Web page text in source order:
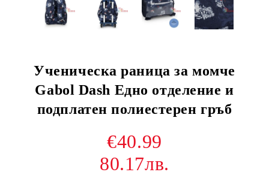
Ученическа раница за момче
Gabol Dash Едно отделение и
подплатен полиестерен гръб
€40.99
80.17лв.